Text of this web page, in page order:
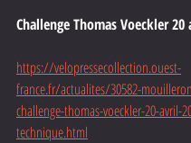
Challenge Thomas Voeckler 20
https://velopressecollection.ouest-
france.fr/actualites/30582-
challenge-thomas-voeckler-20-avril-
technique.html